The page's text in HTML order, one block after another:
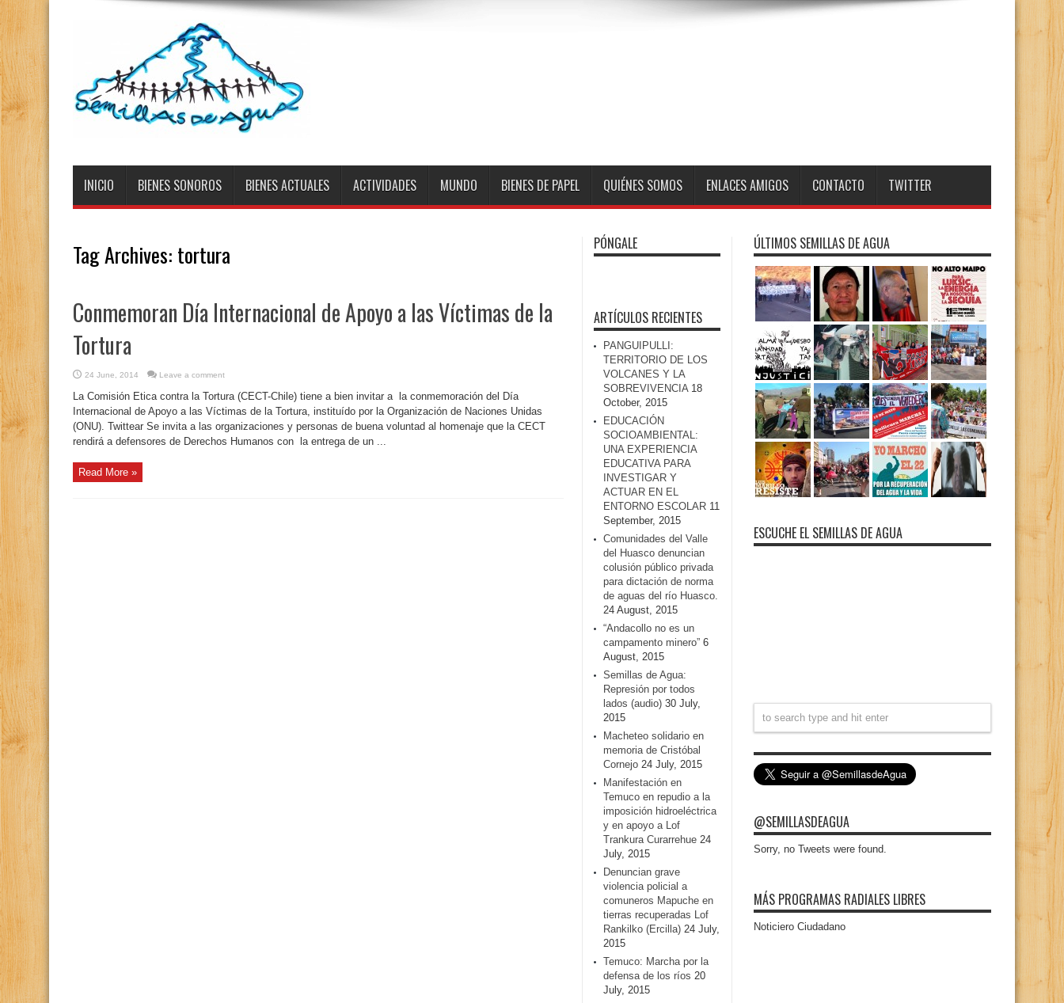
INICIO BIENES SONOROS BIENES ACTUALES ACTIVIDADES MUNDO BIENES DE PAPEL QUIÉNES SOMOS ENLACES AMIGOS CONTACTO TWITTER
Tag Archives: tortura
Conmemoran Día Internacional de Apoyo a las Víctimas de la
Tortura
24 June, 2014 Leave a comment
La Comisión Etica contra la Tortura (CECT-Chile) tiene a bien invitar a la conmemoración del Día
Internacional de Apoyo a las Víctimas de la Tortura, instituído por la Organización de Naciones Unidas
(ONU). Twittear Se invita a las organizaciones y personas de buena voluntad al homenaje que la CECT
rendirá a defensores de Derechos Humanos con la entrega de un ...
Read More »
PÓNGALE
ARTÍCULOS RECIENTES
PANGUIPULLI:
TERRITORIO DE LOS
VOLCANES Y LA
SOBREVIVENCIA 18
October, 2015
EDUCACIÓN
SOCIOAMBIENTAL:
UNA EXPERIENCIA
EDUCATIVA PARA
INVESTIGAR Y
ACTUAR EN EL
ENTORNO ESCOLAR 11
September, 2015
Comunidades del Valle
del Huasco denuncian
colusión público privada
para dictación de norma
de aguas del río Huasco.
24 August, 2015
“Andacollo no es un
campamento minero” 6
August, 2015
Semillas de Agua:
Represión por todos
lados (audio) 30 July,
2015
Macheteo solidario en
memoria de Cristóbal
Cornejo 24 July, 2015
Manifestación en
Temuco en repudio a la
imposición hidroeléctrica
y en apoyo a Lof
Trankura Curarrehue 24
July, 2015
Denuncian grave
violencia policial a
comuneros Mapuche en
tierras recuperadas Lof
Rankilko (Ercilla) 24 July,
2015
Temuco: Marcha por la
defensa de los ríos 20
July, 2015
ÚLTIMOS SEMILLAS DE AGUA
ESCUCHE EL SEMILLAS DE AGUA
@SEMILLASDEAGUA
Sorry, no Tweets were found.
MÁS PROGRAMAS RADIALES LIBRES
Noticiero Ciudadano